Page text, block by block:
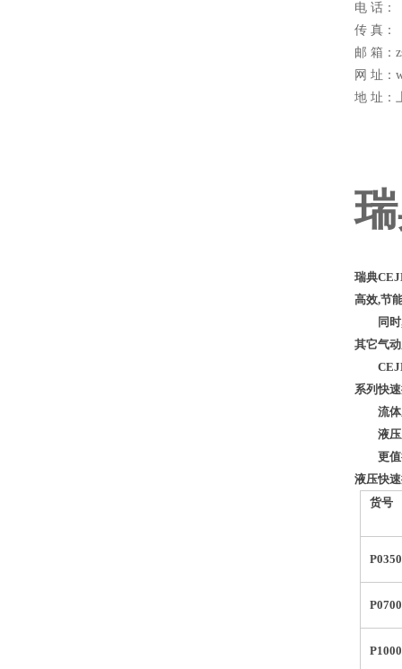
电 话：
传 真：
邮 箱：
网 址：
地 址：
瑞典
高效,节
同时
其它气
CEJN
系列快
流体系
液压系
更值得
液压快
货号